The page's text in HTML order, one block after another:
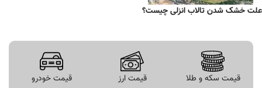
علت خشک شدن تالاب انزلی چیست؟
قیمت سکه و طلا قیمت ارز قیمت خودرو